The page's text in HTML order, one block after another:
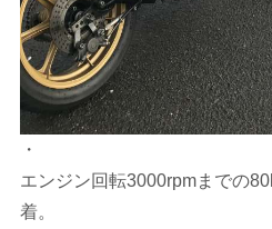
・
エンジン回転3000rpmまでの
着。